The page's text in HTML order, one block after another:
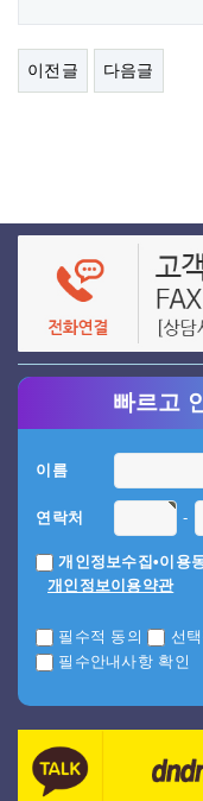
이전글 다음글
빠르고
이름
연락처 -
개인정보수집•이용
개인정보이용약관
필수적 동의 선
필수안내사항 확인